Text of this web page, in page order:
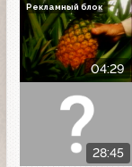
04:29
Рекламный блок
28:45